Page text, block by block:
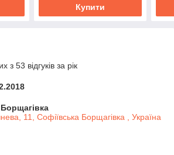
Купити
з 53 відгуків за рік
11, Софіївська Борщагівка , Україна